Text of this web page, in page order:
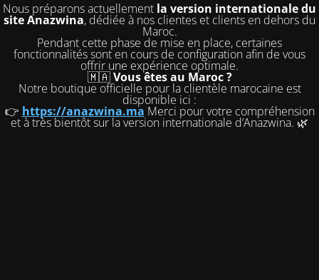
Nous préparons actuellement la version internationale du
site Anazwina, dédiée à nos clientes et clients en dehors du
Maroc.
Pendant cette phase de mise en place, certaines
fonctionnalités sont en cours de configuration afin de vous
offrir une expérience optimale.
🇲🇦Vous êtes au Maroc ?
Notre boutique officielle pour la clientèle marocaine est
disponible ici :
👉 https://anazwina.ma Merci pour votre compréhension
et à très bientôt sur la version internationale d’Anazwina. 🌿